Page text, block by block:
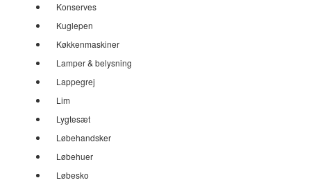
Konserves
Kuglepen
Køkkenmaskiner
Lamper & belysning
Lappegrej
Lim
Lygtesæt
Løbehandsker
Løbehuer
Løbesko